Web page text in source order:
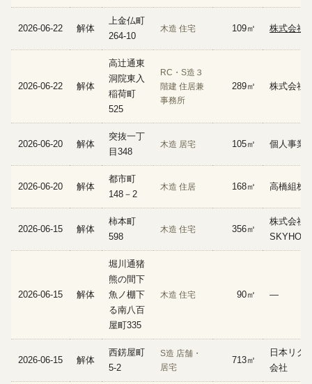
2026-06-22 解体
上金仏町
264-10
木造 住宅 109㎡ 株式会社
2026-06-22 解体
高辻通東
洞院東入
稲荷町
525
RC・S造３
階建 住居兼
事務所
289㎡ 株式会社
2026-06-20 解体
突抜一丁
目348
木造 居宅 105㎡ 個人事業
2026-06-20 解体
都市町
148－2
木造 住居 168㎡ 高橋組株
2026-06-15 解体
柿本町
598
木造 住宅 356㎡
株式会
2026-06-15 解体
堀川通猪
熊の間下
魚ノ棚下
る南八百
屋町335
木造 住宅 90㎡ —
2026-06-15 解体
西錺屋町
5-2
S造 店舗・
居宅
713㎡
日本リグ
会社